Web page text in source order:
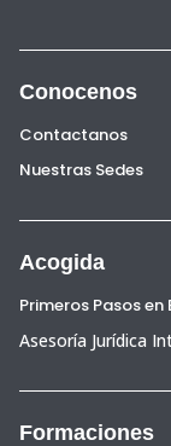
Conocenos
Contactanos
Nuestras Sedes
Acogida
Primeros Pasos en
Asesoría Jurídica
Formaciones